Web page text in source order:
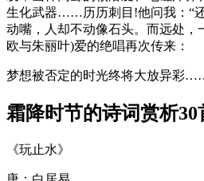
生化武器……历历刺目!他问我：“
动嘴，人却不动像石头。而远处，
欧与朱丽叶)爱的绝唱再次传来：
梦想被否定的时光终将大放异彩
霜降时节的诗词赏析30
《玩止水》